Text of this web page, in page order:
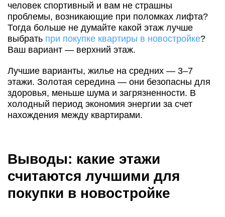
человек спортивный и вам не страшны
проблемы, возникающие при поломках лифта?
Тогда больше не думайте какой этаж лучше
выбрать при покупке квартиры в новостройке?
Ваш вариант — верхний этаж.
Лучшие варианты, жилье на средних — 3–7
этажи. Золотая середина — они безопасны для
здоровья, меньше шума и загрязненности. В
холодный период экономия энергии за счет
нахождения между квартирами.
Выводы: какие этажи
считаются лучшими для
покупки в новостройке